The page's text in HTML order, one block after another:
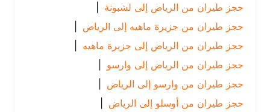
حجز طيران من الرياض إلى لشبونة |
حجز طيران من جزيرة ماهيه إلى الرياض
|
حجز طيران من الرياض إلى جزيرة ماهيه |
حجز طيران من الرياض إلى وارسو
|
حجز طيران من وارسو إلى الرياض
|
حجز طيران من أوسلو إلى الرياض
|